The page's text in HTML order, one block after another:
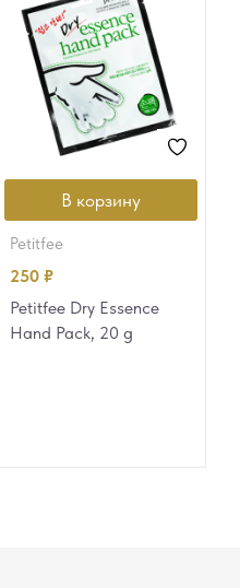
В корзину
petitfee
250 ₽
Petitfee Dry Essence
Hand Pack, 20 g